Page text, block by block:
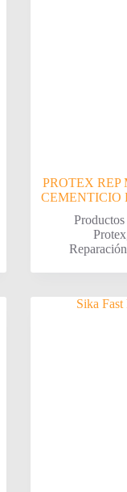
PROTEX REP
CEMENTICIO
Protex